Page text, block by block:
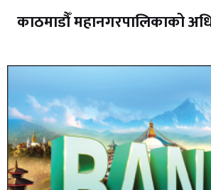
काठमाडौँ महानगरपालिकाको